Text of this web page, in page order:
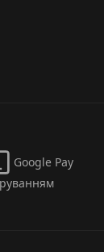
Google Pay